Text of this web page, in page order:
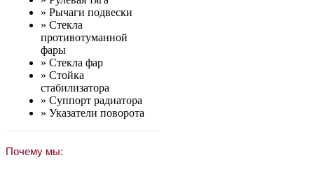
» Рычаги подвески
» Стекла
противотуманной
фары
» Стекла фар
» Стойка
стабилизатора
» Суппорт радиатора
» Указатели поворота
Почему мы: